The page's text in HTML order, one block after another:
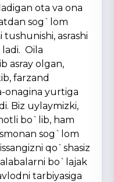
ota va ona
sog`lom
asrashi
Oila
asray olgan,
farzand
onagina yurtiga
Biz uylaymizki,
bo`lib, ham
sog`lom
qo`shasiz
bo`lajak
tarbiyasiga